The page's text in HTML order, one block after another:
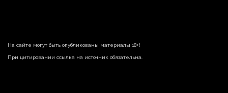
На сайте могут быть опубликованы материалы 18+!
При цитировании ссылка на источник обязательна.